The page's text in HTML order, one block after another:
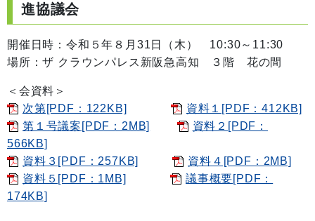
進協議会
開催日時：令和５年８月31日（木） 10:30～11:30
場所：ザ クラウンパレス新阪急高知 ３階 花の間
＜会資料＞
次第[PDF：122KB]
資料１[PDF：412KB]
第１号議案[PDF：2MB]
資料２[PDF：
566KB]
資料３[PDF：257KB]
資料４[PDF：2MB]
資料５[PDF：1MB]
議事概要[PDF：
174KB]